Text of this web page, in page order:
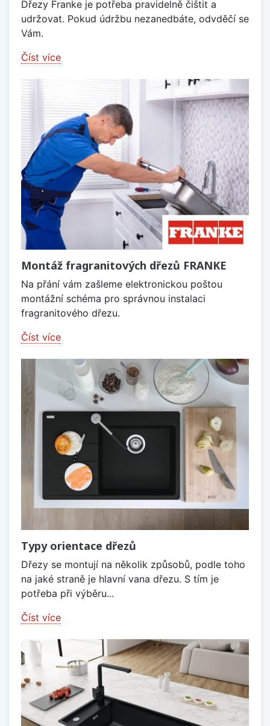
Dřezy Franke je potřeba pravidelně čištit a
udržovat. Pokud údržbu nezanedbáte, odvděčí se
Vám.
Číst více
Montáž fragranitových dřezů FRANKE
Na přání vám zašleme elektronickou poštou
montážní schéma pro správnou instalaci
fragranitového dřezu.
Číst více
Typy orientace dřezů
Dřezy se montují na několik způsobů, podle toho
na jaké straně je hlavní vana dřezu. S tím je
potřeba při výběru...
Číst více